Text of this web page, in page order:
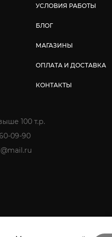
УСЛОВИЯ РАБОТЫ
БЛОГ
МАГАЗИНЫ
ОПЛАТА И ДОСТАВКА
КОНТАКТЫ
100 т.р.
09-90